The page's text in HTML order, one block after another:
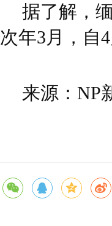
据了解，
次年3月，自
来源：NP